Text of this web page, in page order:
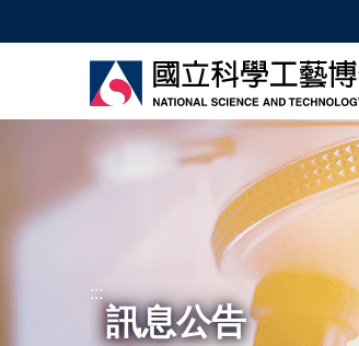
主
:::
訊息公告